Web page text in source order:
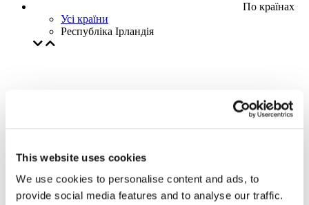
This website uses cookies
We use cookies to personalise content and ads, to
provide social media features and to analyse our traffic.
По країнах
Усі країни
Республіка Ірландія